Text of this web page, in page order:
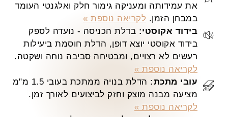
את עמידותה ומעניקה גימור חלק ואלגנטי העומד
במבחן הזמן. לקריאה נוספת »
בידוד אקוסטי: בדלת הכניסה - נועדה לספק
בידוד אקוסטי יוצא דופן, הדלת חוסמת ביעילות
רעשים לא רצויים, ומבטיחה סביבה נוחה ושקטה.
לקריאה נוספת »
עובי מתכת:
הדלת בנויה ממתכת בעובי 1.5 מ"מ
מציעה מבנה מוצק וחזק לביצועים לאורך זמן.
לקריאה נוספת »